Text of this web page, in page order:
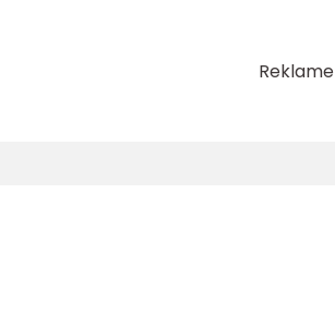
Reklame